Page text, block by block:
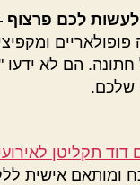
לעשות לכם פרצוף
פופולאריים
הם לא ידעו
שלכם.
דוד תקליטן
ומותאם אישית